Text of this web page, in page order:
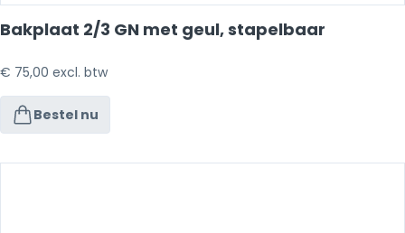
Bakplaat 2/3 GN met geul, stapelbaar
€ 75,00 excl. btw
Bestel nu